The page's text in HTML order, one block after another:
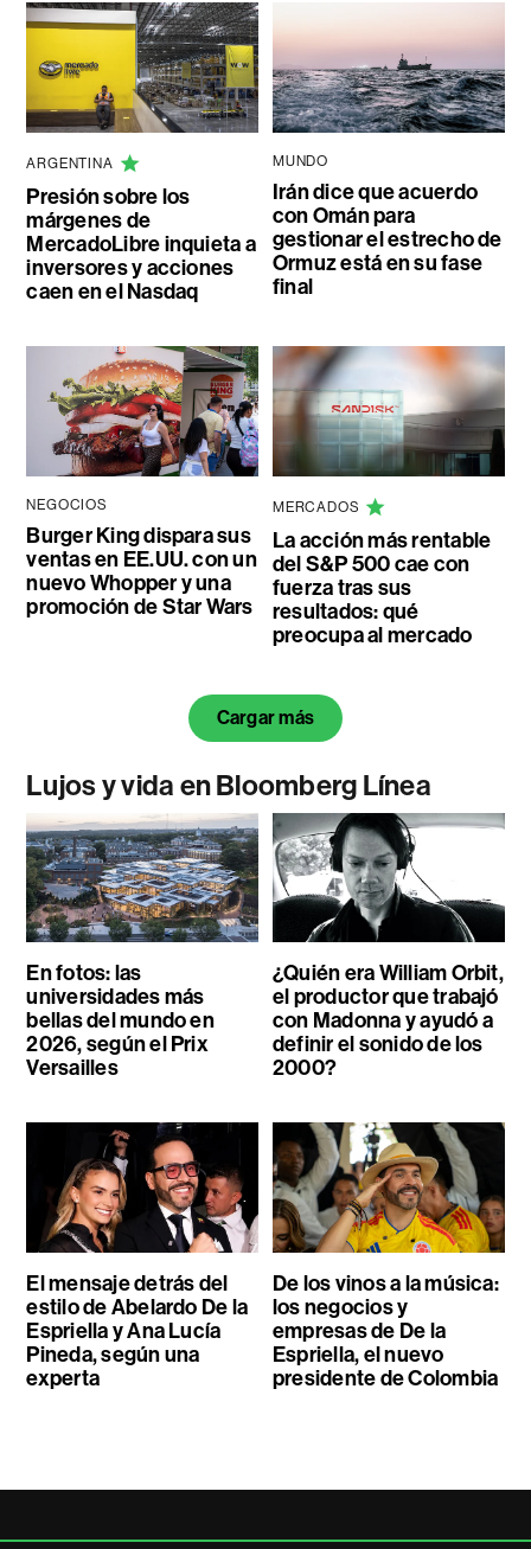
ARGENTINA
Presión sobre los
márgenes de
MercadoLibre inquieta a
inversores y acciones
caen en el Nasdaq
MUNDO
Irán dice que acuerdo
con Omán para
gestionar el estrecho de
Ormuz está en su fase
final
NEGOCIOS
Burger King dispara sus
ventas en EE.UU. con un
nuevo Whopper y una
promoción de Star Wars
MERCADOS
La acción más rentable
del S&P 500 cae con
fuerza tras sus
resultados: qué
preocupa al mercado
Cargar más
Lujos y vida en Bloomberg Línea
En fotos: las
universidades más
bellas del mundo en
2026, según el Prix
Versailles
¿Quién era William Orbit,
el productor que trabajó
con Madonna y ayudó a
definir el sonido de los
2000?
El mensaje detrás del
estilo de Abelardo De la
Espriella y Ana Lucía
Pineda, según una
experta
De los vinos a la música:
los negocios y
empresas de De la
Espriella, el nuevo
presidente de Colombia